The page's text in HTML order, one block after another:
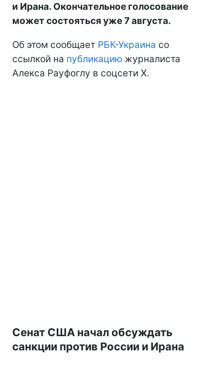
и Ирана. Окончательное голосование
может состояться уже 7 августа.
Об этом сообщает РБК-Украина со
ссылкой на публикацию журналиста
Алекса Рауфоглу в соцсети X.
Сенат США начал обсуждать
санкции против России и Ирана